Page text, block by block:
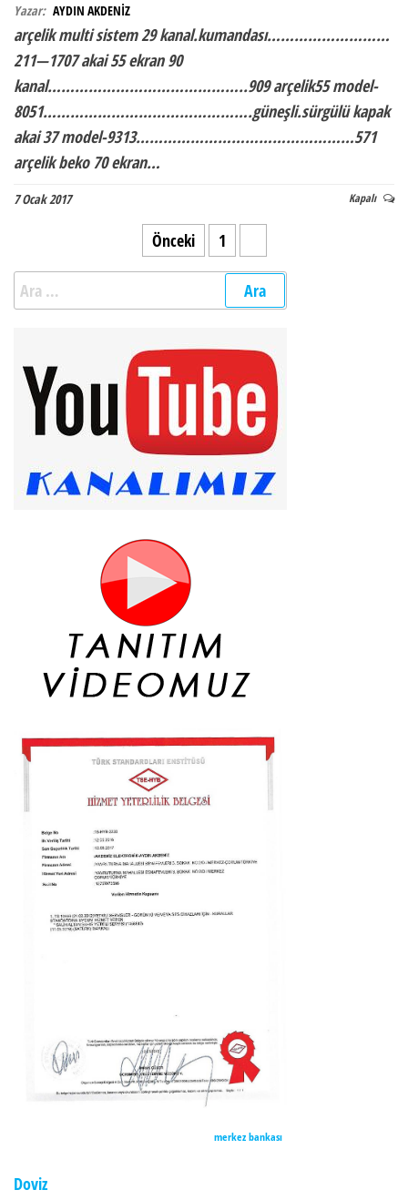
Yazar: AYDIN AKDENİZ
arçelik multi sistem 29 kanal.kumandası………………………
211—1707 akai 55 ekran 90
kanal……………………………………..909 arçelik55 model-
8051……………………………………….güneşli.sürgülü kapak
akai 37 model-9313…………………………………………571
arçelik beko 70 ekran…
7 Ocak 2017 Kapalı
Yazı sayfalandırması
Önceki 1
Arama:
merkez bankası
Doviz